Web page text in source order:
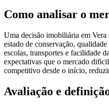
Como analisar o
Uma decisão imobiliária em
estado de conservação,
escolas, transportes e facilidade
expectativas que o mercado
competitivo desde o início,
Avaliação e